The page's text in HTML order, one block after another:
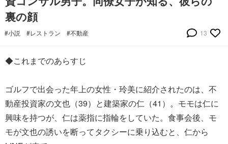
裏の顔
#小説 #レストラン #不動産 13
◆これまでのあらすじ
ゴルフで出会った年上の女性・玲美に紹介されたのは、不
動産投資家の文也（39）と建築家の仁（41）。モモは仁に
興味を持つが、仁は薬指に指輪をしていた。食事会後、モ
モが文也の誘いを断ってタクシーに乗り込むと、仁から